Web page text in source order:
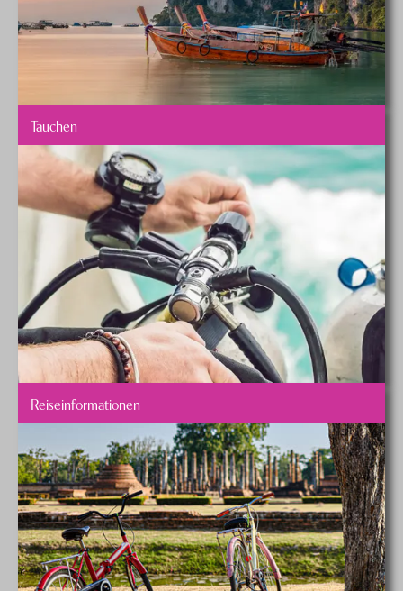
Tauchen
Reiseinformationen